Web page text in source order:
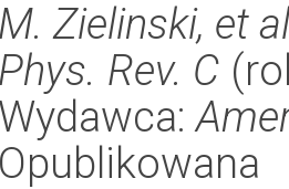
M. Zielinski, et
Phys. Rev. C
Wydawca:
Opublikowana